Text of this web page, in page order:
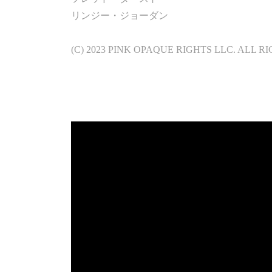
リンジー・ジョーダン
(C) 2023 PINK OPAQUE RIGHTS LLC. ALL